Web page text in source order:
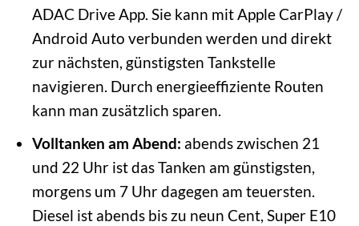
ADAC Drive App. Sie kann mit Apple CarPlay /
Android Auto verbunden werden und direkt
zur nächsten, günstigsten Tankstelle
navigieren. Durch energieeffiziente Routen
kann man zusätzlich sparen.
Volltanken am Abend: abends zwischen 21
und 22 Uhr ist das Tanken am günstigsten,
morgens um 7 Uhr dagegen am teuersten.
Diesel ist abends bis zu neun Cent, Super E10